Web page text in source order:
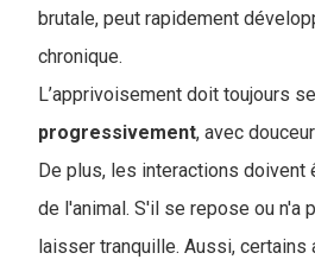
brutale, peut rapidement
chronique.
L’apprivoisement doit toujours
progressivement, avec
De plus, les interactions doivent
de l'animal. S'il se repose ou n'a
laisser tranquille. Aussi, certains